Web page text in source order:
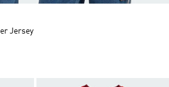
Jersey